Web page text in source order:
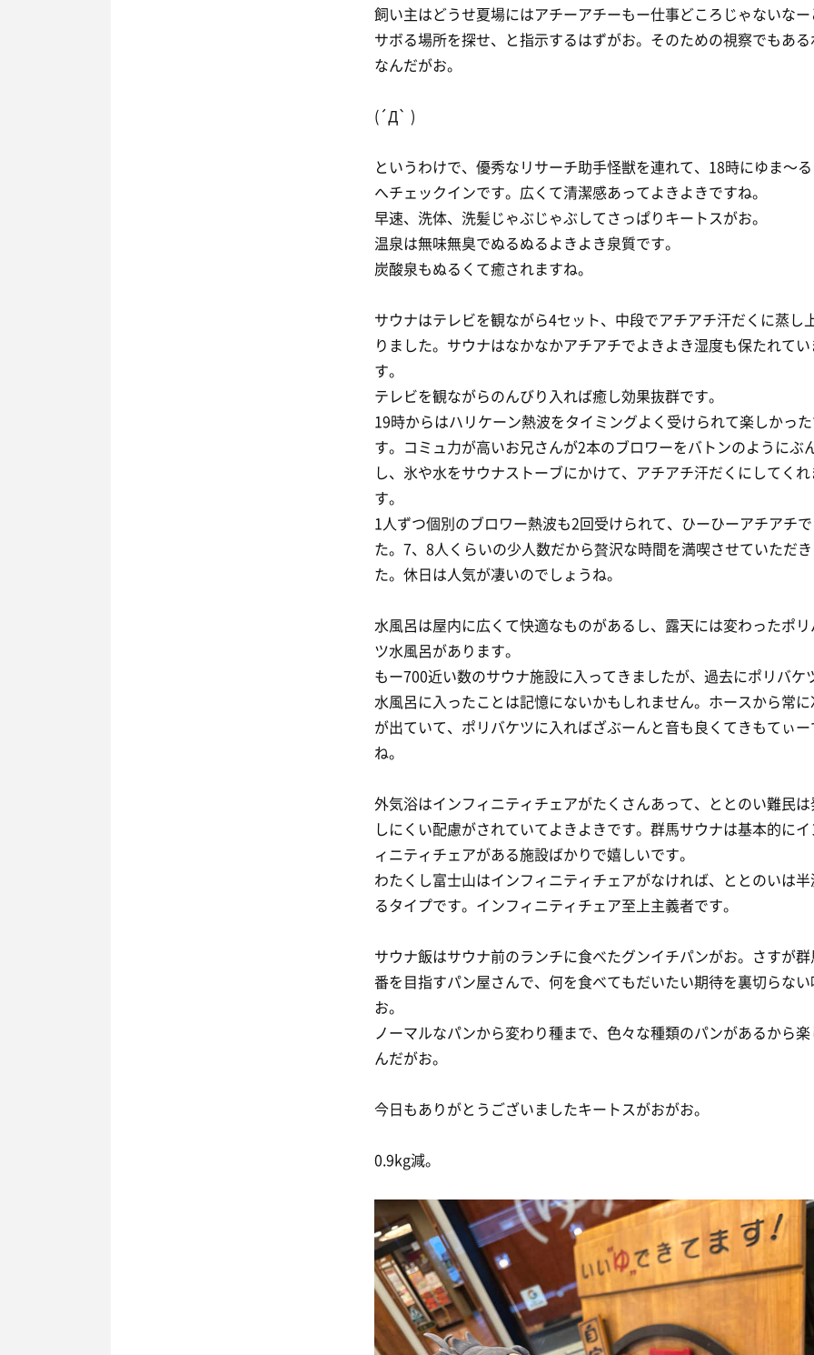
飼い主はどうせ夏場にはアチーアチーもー仕事どころじゃないな
サボる場所を探せ、と指示するはずがお。そのための視察でもあ
なんだがお。
(´Д` )
というわけで、優秀なリサーチ助手怪獣を連れて、18時にゆま〜
へチェックインです。広くて清潔感あってよきよきですね。
早速、洗体、洗髪じゃぶじゃぶしてさっぱりキートスがお。
温泉は無味無臭でぬるぬるよきよき泉質です。
炭酸泉もぬるくて癒されますね。
サウナはテレビを観ながら4セット、中段でアチアチ汗だくに蒸し
りました。サウナはなかなかアチアチでよきよき湿度も保たれて
す。
テレビを観ながらのんびり入れば癒し効果抜群です。
19時からはハリケーン熱波をタイミングよく受けられて楽しかっ
す。コミュ力が高いお兄さんが2本のブロワーをバトンのようにぶ
し、氷や水をサウナストーブにかけて、アチアチ汗だくにしてく
す。
1人ずつ個別のブロワー熱波も2回受けられて、ひーひーアチアチ
た。7、8人くらいの少人数だから贅沢な時間を満喫させていただ
た。休日は人気が凄いのでしょうね。
水風呂は屋内に広くて快適なものがあるし、露天には変わったポ
ツ水風呂があります。
もー700近い数のサウナ施設に入ってきましたが、過去にポリバケ
水風呂に入ったことは記憶にないかもしれません。ホースから常
が出ていて、ポリバケツに入ればざぶーんと音も良くてきもてぃ
ね。
外気浴はインフィニティチェアがたくさんあって、ととのい難民
しにくい配慮がされていてよきよきです。群馬サウナは基本的に
ィニティチェアがある施設ばかりで嬉しいです。
わたくし富士山はインフィニティチェアがなければ、ととのいは
るタイプです。インフィニティチェア至上主義者です。
サウナ飯はサウナ前のランチに食べたグンイチパンがお。さすが
番を目指すパン屋さんで、何を食べてもだいたい期待を裏切らな
お。
ノーマルなパンから変わり種まで、色々な種類のパンがあるから
んだがお。
今日もありがとうございましたキートスがおがお。
0.9kg減。